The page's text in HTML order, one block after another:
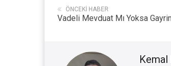
ÖNCEKI HABER
Vadeli Mevduat Mı Yoksa
Kemal